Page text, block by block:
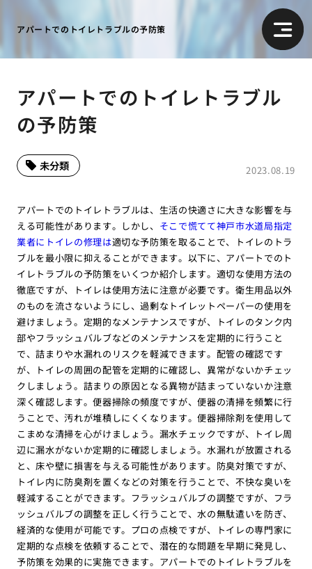
アパートでのトイレトラブルの予防策
アパートでのトイレトラブル
の予防策
2023.08.19
未分類
アパートでのトイレトラブルは、生活の快適さに大きな影響を与
える可能性があります。しかし、 そこで慌てて神戸市水道局指定
業者にトイレの修理は適切な予防策を取ることで、トイレのトラ
ブルを最小限に抑えることができます。以下に、アパートでのト
イレトラブルの予防策をいくつか紹介します。適切な使用方法の
徹底ですが、トイレは使用方法に注意が必要です。衛生用品以外
のものを流さないようにし、過剰なトイレットペーパーの使用を
避けましょう。定期的なメンテナンスですが、トイレのタンク内
部やフラッシュバルブなどのメンテナンスを定期的に行うこと
で、詰まりや水漏れのリスクを軽減できます。配管の確認です
が、トイレの周囲の配管を定期的に確認し、異常がないかチェッ
クしましょう。詰まりの原因となる異物が詰まっていないか注意
深く確認します。便器掃除の頻度ですが、便器の清掃を頻繁に行
うことで、汚れが堆積しにくくなります。便器掃除剤を使用して
こまめな清掃を心がけましょう。漏水チェックですが、トイレ周
辺に漏水がないか定期的に確認しましょう。水漏れが放置される
と、床や壁に損害を与える可能性があります。防臭対策ですが、
トイレ内に防臭剤を置くなどの対策を行うことで、不快な臭いを
軽減することができます。フラッシュバルブの調整ですが、フラ
ッシュバルブの調整を正しく行うことで、水の無駄遣いを防ぎ、
経済的な使用が可能です。プロの点検ですが、トイレの専門家に
定期的な点検を依頼することで、潜在的な問題を早期に発見し、
予防策を効果的に実施できます。アパートでのトイレトラブルを